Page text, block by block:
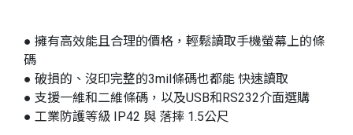
● 擁有高效能且合理的價格，輕鬆讀取手機螢幕上的條
碼
● 破損的、沒印完整的3mil條碼也都能 快速讀取
● 支援一維和二維條碼，以及USB和RS232介面選購
● 工業防護等級 IP42 與 落摔 1.5公尺